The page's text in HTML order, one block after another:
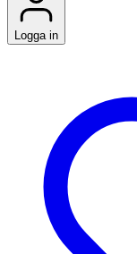
Logga in